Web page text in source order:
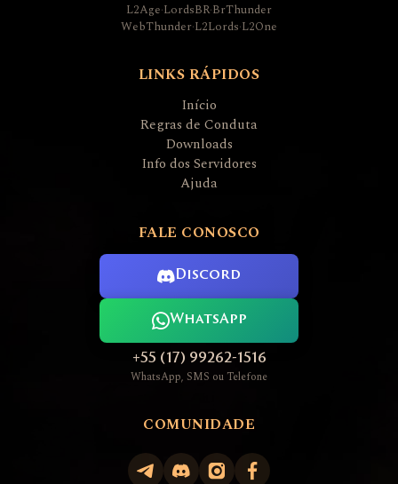
L2Age·LordsBR·BrThunder
WebThunder·L2Lords·L2One
LINKS RÁPIDOS
Início
Regras de Conduta
Downloads
Info dos Servidores
Ajuda
FALE CONOSCO
Discord
WhatsApp
+55 (17) 99262-1516
WhatsApp, SMS ou Telefone
COMUNIDADE